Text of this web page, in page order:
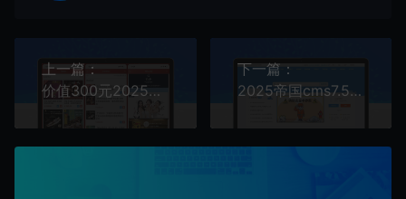
上一篇：
价值300元2025新版免登入注册成人用品商城系统源码/性用品商城系统/情趣用品商城
下一篇：
2025帝国cms7.5文库范文网站源码/自动生成word文档/文章付费下载